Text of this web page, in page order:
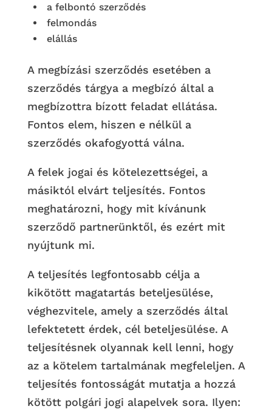
a felbontó szerződés
felmondás
elállás
A megbízási szerződés esetében a
szerződés tárgya a megbízó által a
megbízottra bízott feladat ellátása.
Fontos elem, hiszen e nélkül a
szerződés okafogyottá válna.
A felek jogai és kötelezettségei, a
másiktól elvárt teljesítés. Fontos
meghatározni, hogy mit kívánunk
szerződő partnerünktől, és ezért mit
nyújtunk mi.
A teljesítés legfontosabb célja a
kikötött magatartás beteljesülése,
véghezvitele, amely a szerződés által
lefektetett érdek, cél beteljesülése. A
teljesítésnek olyannak kell lenni, hogy
az a kötelem tartalmának megfeleljen. A
teljesítés fontosságát mutatja a hozzá
kötött polgári jogi alapelvek sora. Ilyen: